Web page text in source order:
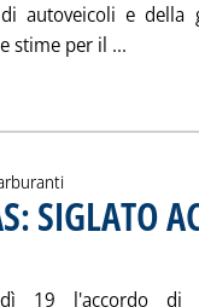
autoveicoli e della
stime per il ...
alla notizia
SIGLATO
19 l'accordo di